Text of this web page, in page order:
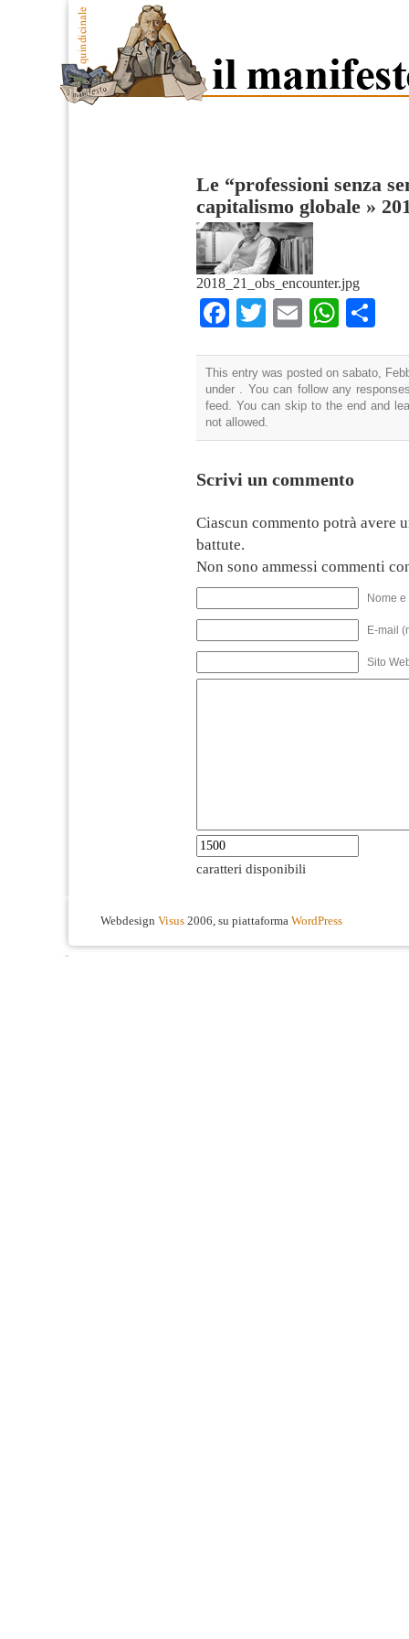
Le “professioni senza
capitalismo globale »
2018_21_obs_encounter.jpg
Facebook
TwitterEmail
This entry was posted on sabato,
under . You can follow any
feed. You can skip to the end and
not allowed.
Scrivi un commento
Ciascun commento potrà avere
battute.
Non sono ammessi commenti
Nome
E-mail
Sito
caratteri disponibili
Webdesign Visus 2006, su piattaforma WordPress